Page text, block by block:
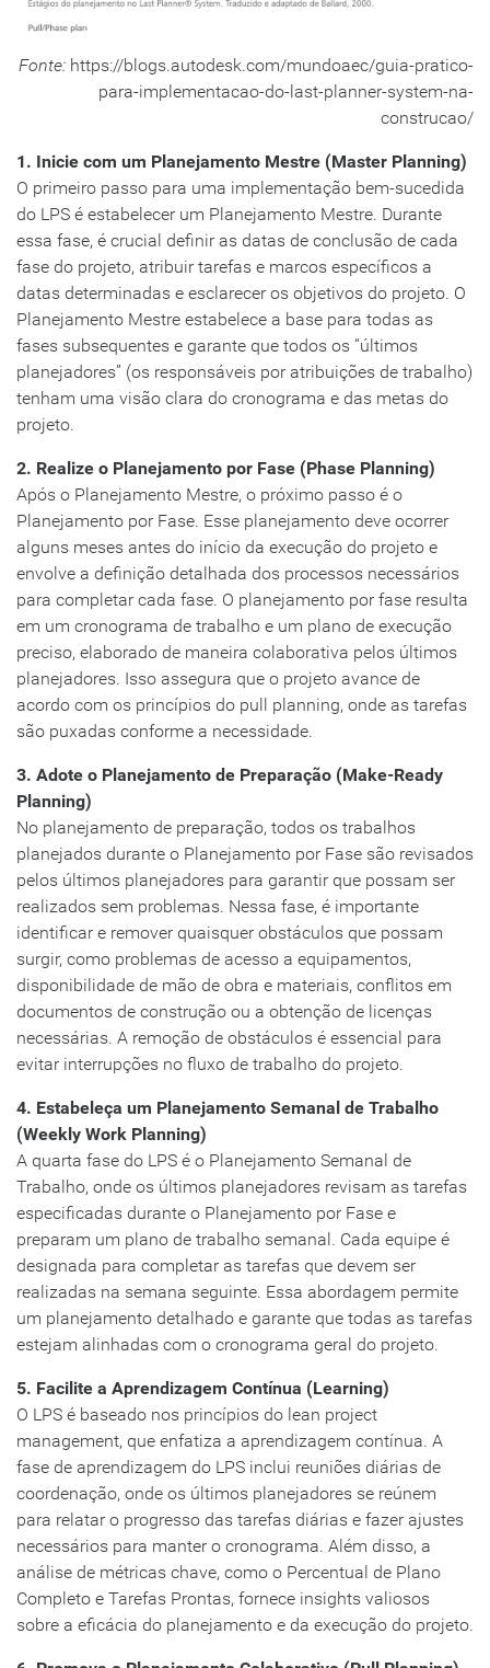
Fonte: https://blogs.autodesk.com/mundoaec/guia-pratico-
para-implementacao-do-last-planner-system-na-
construcao/
1. Inicie com um Planejamento Mestre (Master Planning)
O primeiro passo para uma implementação bem-sucedida
do LPS é estabelecer um Planejamento Mestre. Durante
essa fase, é crucial definir as datas de conclusão de cada
fase do projeto, atribuir tarefas e marcos específicos a
datas determinadas e esclarecer os objetivos do projeto. O
Planejamento Mestre estabelece a base para todas as
fases subsequentes e garante que todos os “últimos
planejadores” (os responsáveis por atribuições de trabalho)
tenham uma visão clara do cronograma e das metas do
projeto.
2. Realize o Planejamento por Fase (Phase Planning)
Após o Planejamento Mestre, o próximo passo é o
Planejamento por Fase. Esse planejamento deve ocorrer
alguns meses antes do início da execução do projeto e
envolve a definição detalhada dos processos necessários
para completar cada fase. O planejamento por fase resulta
em um cronograma de trabalho e um plano de execução
preciso, elaborado de maneira colaborativa pelos últimos
planejadores. Isso assegura que o projeto avance de
acordo com os princípios do pull planning, onde as tarefas
são puxadas conforme a necessidade.
3. Adote o Planejamento de Preparação (Make-Ready
Planning)
No planejamento de preparação, todos os trabalhos
planejados durante o Planejamento por Fase são revisados
pelos últimos planejadores para garantir que possam ser
realizados sem problemas. Nessa fase, é importante
identificar e remover quaisquer obstáculos que possam
surgir, como problemas de acesso a equipamentos,
disponibilidade de mão de obra e materiais, conflitos em
documentos de construção ou a obtenção de licenças
necessárias. A remoção de obstáculos é essencial para
evitar interrupções no fluxo de trabalho do projeto.
4. Estabeleça um Planejamento Semanal de Trabalho
(Weekly Work Planning)
A quarta fase do LPS é o Planejamento Semanal de
Trabalho, onde os últimos planejadores revisam as tarefas
especificadas durante o Planejamento por Fase e
preparam um plano de trabalho semanal. Cada equipe é
designada para completar as tarefas que devem ser
realizadas na semana seguinte. Essa abordagem permite
um planejamento detalhado e garante que todas as tarefas
estejam alinhadas com o cronograma geral do projeto.
5. Facilite a Aprendizagem Contínua (Learning)
O LPS é baseado nos princípios do lean project
management, que enfatiza a aprendizagem contínua. A
fase de aprendizagem do LPS inclui reuniões diárias de
coordenação, onde os últimos planejadores se reúnem
para relatar o progresso das tarefas diárias e fazer ajustes
necessários para manter o cronograma. Além disso, a
análise de métricas chave, como o Percentual de Plano
Completo e Tarefas Prontas, fornece insights valiosos
sobre a eficácia do planejamento e da execução do projeto.